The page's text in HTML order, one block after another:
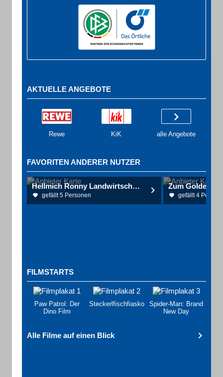
AKTUELLE ANGEBOTE
Rewe KiK alle Angebote
FAVORITEN ANDERER NUTZER
Hellmich Ronny Landwirtschaftsmeister
gefällt 5 Personen
Zum Goldenen
gefällt 4
FILMSTARTS
Paw Patrol: Der
Dino Film
Steckerlfischfiasko
Spider-Man: Brand
New Day
Alle Filme auf einen Blick